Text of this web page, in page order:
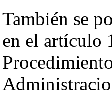
También se
en el artículo